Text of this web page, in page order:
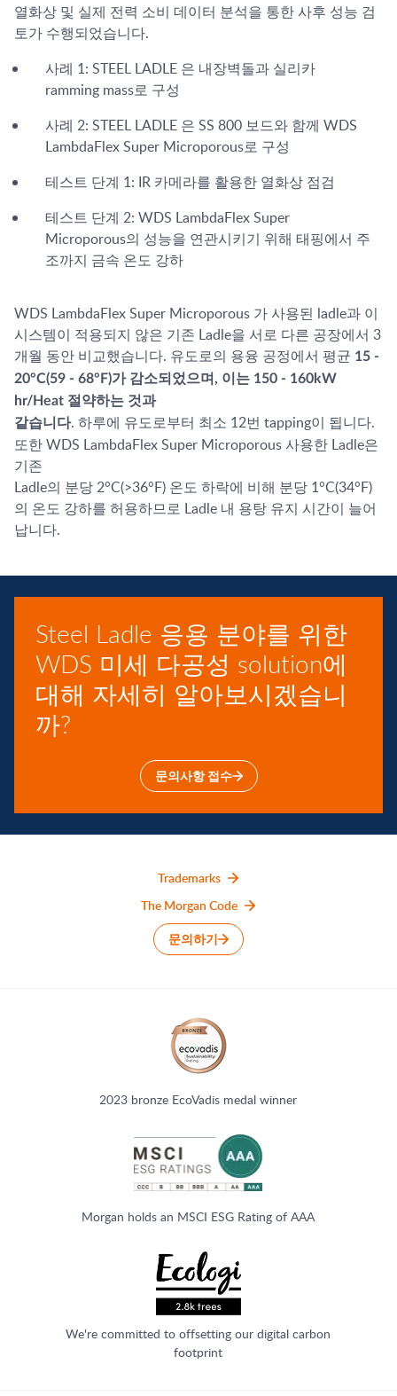
열화상 및 실제 전력 소비 데이터 분석을 통한 사후 성능 검
토가 수행되었습니다.
사례 1: STEEL LADLE 은 내장벽돌과 실리카
ramming mass로 구성
사례 2: STEEL LADLE 은 SS 800 보드와 함께 WDS
LambdaFlex Super Microporous로 구성
테스트 단계 1: IR 카메라를 활용한 열화상 점검
테스트 단계 2: WDS LambdaFlex Super
Microporous의 성능을 연관시키기 위해 태핑에서 주
조까지 금속 온도 강하
WDS LambdaFlex Super Microporous 가 사용된 ladle과 이
시스템이 적용되지 않은 기존 Ladle을 서로 다른 공장에서 3
개월 동안 비교했습니다. 유도로의 용융 공정에서 평균 15 -
20°C(59 - 68°F)가 감소되었으며, 이는 150 - 160kW
hr/Heat 절약하는 것과
같습니다. 하루에 유도로부터 최소 12번 tapping이 됩니다.
또한 WDS LambdaFlex Super Microporous 사용한 Ladle은
기존
Ladle의 분당 2°C(>36°F) 온도 하락에 비해 분당 1°C(34°F)
의 온도 강하를 허용하므로 Ladle 내 용탕 유지 시간이 늘어
납니다.
Steel Ladle 응용 분야를 위한
WDS 미세 다공성 solution에
대해 자세히 알아보시겠습니
까?
문의사항 접수
Trademarks
The Morgan Code
문의하기
2023 bronze EcoVadis medal winner
Morgan holds an MSCI ESG Rating of AAA
We're committed to offsetting our digital carbon
footprint